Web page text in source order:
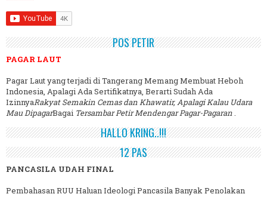
POS PETIR
PAGAR LAUT
Pagar Laut yang terjadi di Tangerang Memang Membuat Heboh
Indonesia, Apalagi Ada Sertifikatnya, Berarti Sudah Ada
IzinnyaRakyat Semakin Cemas dan Khawatir, Apalagi Kalau Udara
Mau DipagarBagai Tersambar Petir Mendengar Pagar-Pagaran.
HALLO KRING..!!!
12 PAS
PANCASILA UDAH FINAL
Pembahasan RUU Haluan Ideologi Pancasila Banyak Penolakan